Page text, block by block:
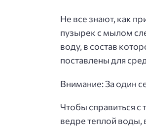
Не все знают, как
пузырек с мылом
воду, в состав
поставлены для
Внимание: За один
Чтобы справиться
ведре теплой воды,